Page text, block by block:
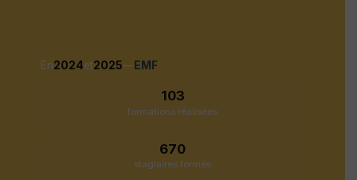
En2024et2025—EMF
103
formations réalisées
670
stagiaires formés